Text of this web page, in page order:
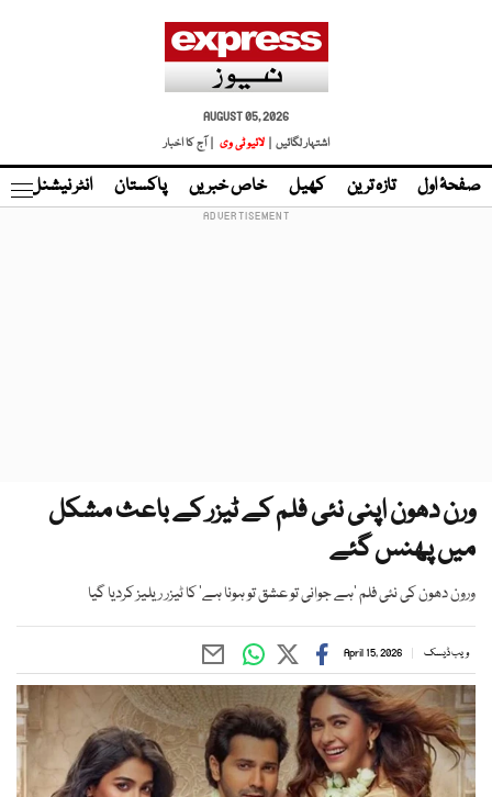
AUGUST 05, 2026
اشتہار لگائیں |
لائیو ٹی وی | آج کا اخبار
صفحۂ اول تازہ ترین کھیل خاص خبریں پاکستان انٹر نیشنل
ورن دھون اپنی نئی فلم کے ٹیزر کے باعث مشکل
میں پھنس گئے
ورون دھون کی نئی فلم ’ہے جوانی تو عشق تو ہونا ہے‘ کا ٹیزر ریلیز کردیا گیا
ویب ڈیسک April 15, 2026